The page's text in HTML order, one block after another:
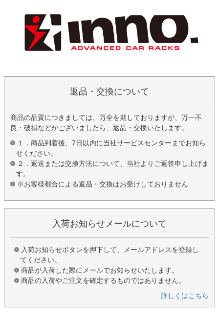
返品・交換について
商品の品質につきましては、万全を期しておりますが、万一不
良・破損などがございましたら、返品・交換いたします。
１．商品到着後、7日以内に当社サービスセンターまでお知ら
せください。
２．返送または交換方法について、当社よりご返答申し上げま
す。
※お客様都合による返品・交換はお受けしておりません
入荷お知らせメールについて
入荷お知らせボタンを押下して、メールアドレスを登録し
てください。
商品が入荷した際にメールでお知らせいたします。
商品の入荷やご注文を確定するものではありません。
詳しくはこちら